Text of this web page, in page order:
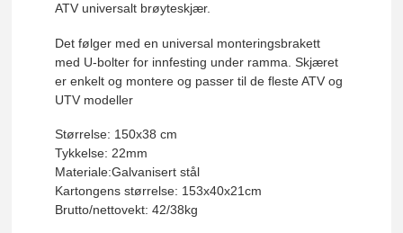
ATV universalt brøyteskjær.
Det følger med en universal monteringsbrakett
med U-bolter for innfesting under ramma. Skjæret
er enkelt og montere og passer til de fleste ATV og
UTV modeller
Størrelse: 150x38 cm
Tykkelse: 22mm
Materiale:Galvanisert stål
Kartongens størrelse: 153x40x21cm
Brutto/nettovekt: 42/38kg